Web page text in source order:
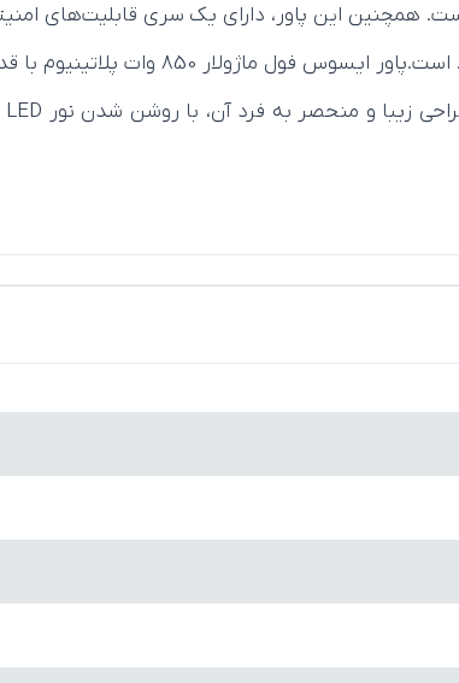
همچنین این پاور، دارای یک سری قابلیت‌های